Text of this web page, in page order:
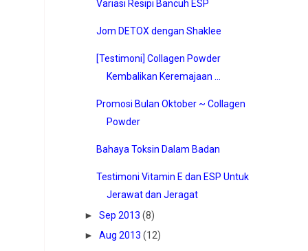
Variasi Resipi Bancuh ESP
Jom DETOX dengan Shaklee
[Testimoni] Collagen Powder
Kembalikan Keremajaan ...
Promosi Bulan Oktober ~ Collagen
Powder
Bahaya Toksin Dalam Badan
Testimoni Vitamin E dan ESP Untuk
Jerawat dan Jeragat
► Sep 2013 (8)
► Aug 2013 (12)